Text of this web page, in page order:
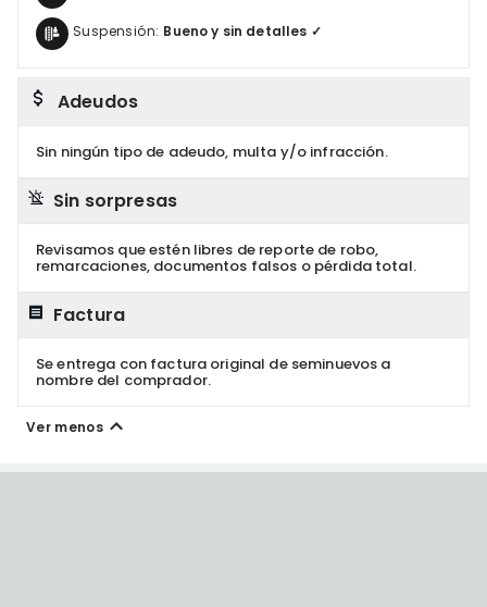
Suspensión: Bueno y sin detalles ✓
Adeudos
Sin ningún tipo de adeudo, multa y/o infracción.
Sin sorpresas
Revisamos que estén libres de reporte de robo,
remarcaciones, documentos falsos o pérdida total.
Factura
Se entrega con factura original de seminuevos a
nombre del comprador.
Ver menos